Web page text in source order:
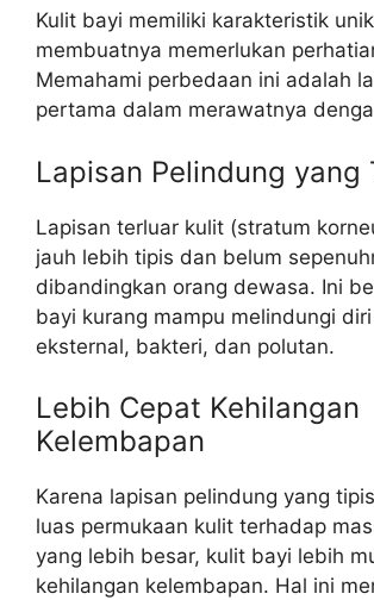
Kulit bayi memiliki karakteristik
membuatnya memerlukan
Memahami perbedaan ini adalah
pertama dalam merawatnya
Lapisan Pelindung yang
Lapisan terluar kulit (stratum
jauh lebih tipis dan belum
dibandingkan orang dewasa. Ini
bayi kurang mampu melindungi
eksternal, bakteri, dan polutan.
Lebih Cepat Kehilangan
Kelembapan
Karena lapisan pelindung yang
luas permukaan kulit terhadap
yang lebih besar, kulit bayi lebih
kehilangan kelembapan. Hal ini